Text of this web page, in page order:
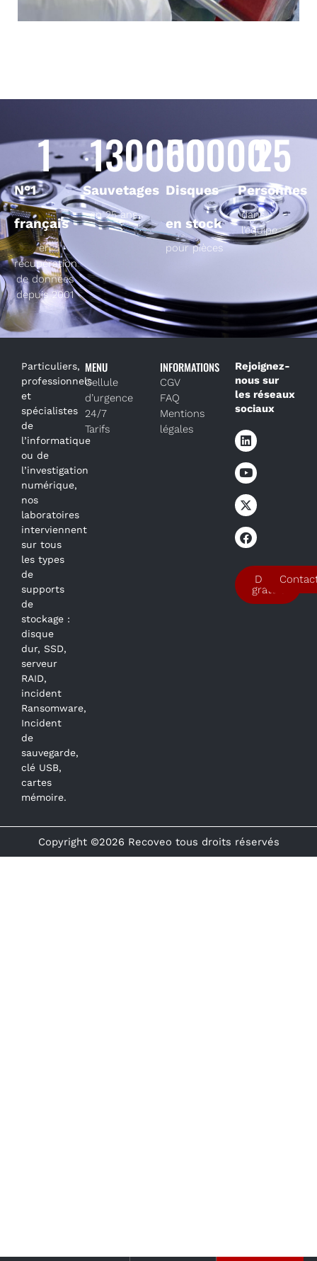
N°1
français
1
en
récupération
de données
depuis 2001
Sauvetages
130000
en 25 ans
Disques
en stock
50000
pour pièces
Personnes
25
dans
l’équipe
Particuliers,
professionnels
et
spécialistes
de
l’informatique
ou de
l’investigation
numérique,
nos
laboratoires
interviennent
sur tous
les types
de
supports
de
stockage :
disque
dur, SSD,
serveur
RAID,
incident
Ransomware,
Incident
de
sauvegarde,
clé USB,
cartes
mémoire.
MENU
Cellule
d’urgence
24/7
Tarifs
INFORMATIONS
CGV
FAQ
Mentions
légales
Rejoignez-
nous sur
les réseaux
sociaux
Devis
gratuit
Copyright ©2026 Recoveo tous droits réservés